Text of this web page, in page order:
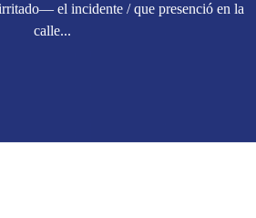
el incidente / que presenció en la
calle...